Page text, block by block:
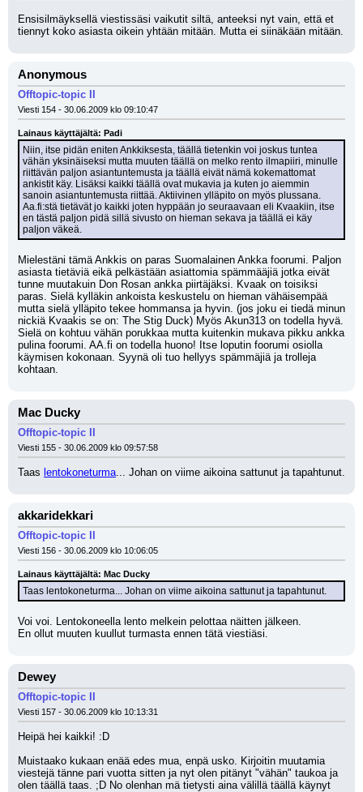
Ensisilmäyksellä viestissäsi vaikutit siltä, anteeksi nyt vain, että et
tiennyt koko asiasta oikein yhtään mitään. Mutta ei siinäkään mitään.
Anonymous
Offtopic-topic II
Viesti 154 - 30.06.2009 klo 09:10:47
Lainaus käyttäjältä: Padi
Niin, itse pidän eniten Ankkiksesta, täällä tietenkin voi joskus tuntea
vähän yksinäiseksi mutta muuten täällä on melko rento ilmapiiri, minulle
riittävän paljon asiantuntemusta ja täällä eivät nämä kokemattomat
ankistit käy. Lisäksi kaikki täällä ovat mukavia ja kuten jo aiemmin
sanoin asiantuntemusta riittää. Aktiivinen ylläpito on myös plussana.
Aa.fi:stä tietävät jo kaikki joten hyppään jo seuraavaan eli Kvaakiin, itse
en tästä paljon pidä sillä sivusto on hieman sekava ja täällä ei käy
paljon väkeä.
Mielestäni tämä Ankkis on paras Suomalainen Ankka foorumi. Paljon
asiasta tietäviä eikä pelkästään asiattomia spämmääjiä jotka eivät
tunne muutakuin Don Rosan ankka piirtäjäksi. Kvaak on toisiksi
paras. Sielä kylläkin ankoista keskustelu on hieman vähäisempää
mutta sielä ylläpito tekee hommansa ja hyvin. (jos joku ei tiedä minun
nickiä Kvaakis se on: The Stig Duck) Myös Akun313 on todella hyvä.
Sielä on kohtuu vähän porukkaa mutta kuitenkin mukava pikku ankka
pulina foorumi. AA.fi on todella huono! Itse loputin foorumi osiolla
käymisen kokonaan. Syynä oli tuo hellyys spämmäjiä ja trolleja
kohtaan.
Mac Ducky
Offtopic-topic II
Viesti 155 - 30.06.2009 klo 09:57:58
Taas lentokoneturma... Johan on viime aikoina sattunut ja tapahtunut.
akkaridekkari
Offtopic-topic II
Viesti 156 - 30.06.2009 klo 10:06:05
Lainaus käyttäjältä: Mac Ducky
Taas lentokoneturma... Johan on viime aikoina sattunut ja tapahtunut.
Voi voi. Lentokoneella lento melkein pelottaa näitten jälkeen.
En ollut muuten kuullut turmasta ennen tätä viestiäsi.
Dewey
Offtopic-topic II
Viesti 157 - 30.06.2009 klo 10:13:31
Heipä hei kaikki! :D
Muistaako kukaan enää edes mua, enpä usko. Kirjoitin muutamia
viestejä tänne pari vuotta sitten ja nyt olen pitänyt "vähän" taukoa ja
olen täällä taas. ;D No olenhan mä tietysti aina välillä täällä käynyt